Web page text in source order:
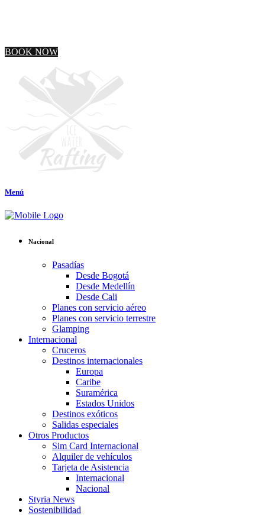
BOOK NOW
Menú
Nacional
Pasadías
Desde Bogotá
Desde Medellín
Desde Cali
Planes con servicio aéreo
Planes con servicio terrestre
Glamping
Internacional
Cruceros
Destinos internacionales
Europa
Caribe
Suramérica
Estados Unidos
Destinos exóticos
Salidas especiales
Otros Productos
Sim Card Internacional
Alquiler de vehículos
Tarjeta de Asistencia
Internacional
Nacional
Styria News
Sostenibilidad